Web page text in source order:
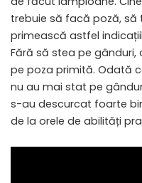
trebuie să facă poză, să
primească astfel
Fără să stea pe
pe poza primită. Odată
nu au mai stat pe
s-au descurcat foarte
de la orele de abilități